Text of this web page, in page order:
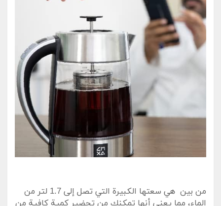
من بين ​ هي سعتها الكبيرة التي تصل إلى 1.7 لتر من